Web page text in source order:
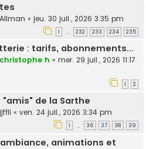
Allman « jeu. 30 juil., 2026 3:35 pm
1 … 232 233 234 235
: tarifs, abonnements...
christophe h « mer. 29 juil., 2026 11:17
1 2
"amis" de la Sarthe
jjffll « ven. 24 juil., 2026 3:34 pm
1 … 36 37 38 39
animations et